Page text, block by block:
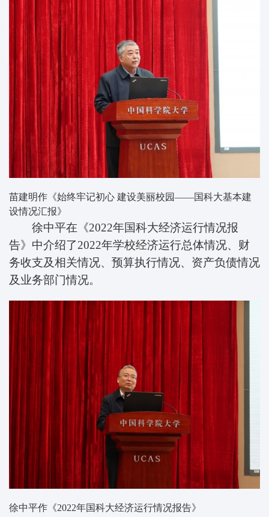
苗建明作《始终牢记初心 建设美丽校园——国科大基本建
设情况汇报》
徐中平在《2022年国科大经济运行情况报
告》中介绍了2022年学校经济运行总体情况、财
务收支及相关情况、预算执行情况、资产负债情况
及业务部门情况。
徐中平作《2022年国科大经济运行情况报告》